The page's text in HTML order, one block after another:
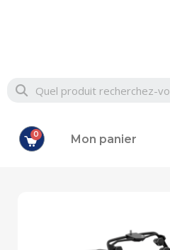
Mon panier